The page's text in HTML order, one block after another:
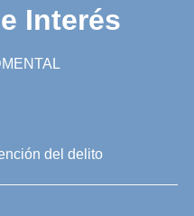
Interés
del delito